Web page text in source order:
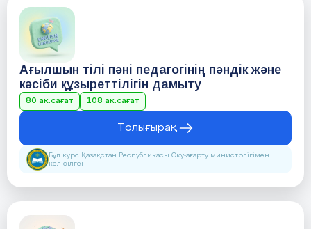
Ағылшын тілі пәні педагогінің пәндік және
кәсіби құзыреттілігін дамыту
80 ак.сағат 108 ак.сағат
Толығырақ
Бұл курс Қазақстан Республикасы Оқу-ағарту министрлігімен
келісілген